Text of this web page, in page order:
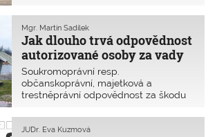
za zjevně neopodstatněnou.
Projektant za obecné ohrožení z
nedbalosti dostal podmíněný trest a
zákaz činnosti.
Jak dlouho trvá odpovědnost
autorizované osoby za vady
projektové dokumentace a z
nich vzešlé škody?
Mgr. Martin Sadílek
Soukromoprávní resp.
občanskoprávní, majetková a
trestněprávní odpovědnost za škodu
jsou v poslední době často
skloňovaná témata. Lze na
JUDr. Eva Kuzmová